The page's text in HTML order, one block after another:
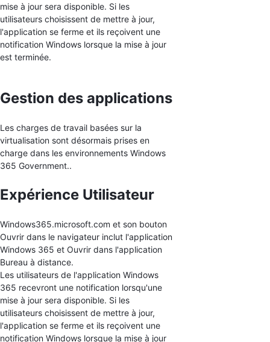
mise à jour sera disponible. Si les
utilisateurs choisissent de mettre à jour,
l'application se ferme et ils reçoivent une
notification Windows lorsque la mise à jour
est terminée.
Gestion des applications
Les charges de travail basées sur la
virtualisation sont désormais prises en
charge dans les environnements Windows
365 Government..
Expérience Utilisateur
Windows365.microsoft.com et son bouton
Ouvrir dans le navigateur inclut l'application
Windows 365 et Ouvrir dans l'application
Bureau à distance.
Les utilisateurs de l'application Windows
365 recevront une notification lorsqu'une
mise à jour sera disponible. Si les
utilisateurs choisissent de mettre à jour,
l'application se ferme et ils reçoivent une
notification Windows lorsque la mise à jour